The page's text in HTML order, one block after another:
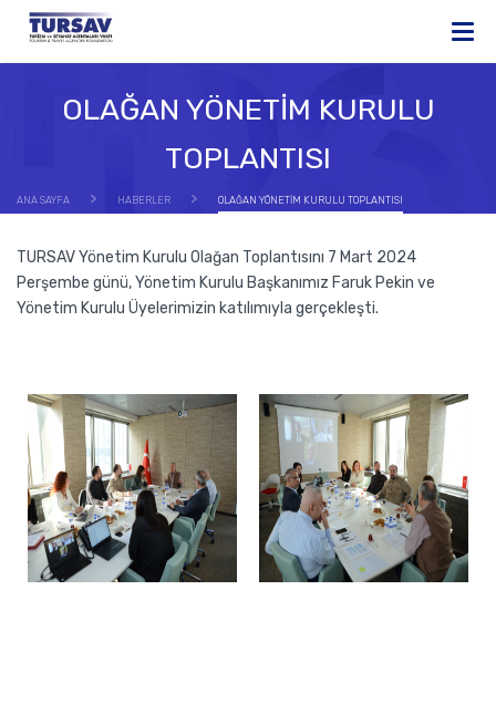
OLAĞAN YÖNETİM KURULU
TOPLANTISI
ANA SAYFA HABERLER OLAĞAN YÖNETİM KURULU TOPLANTISI
TURSAV Yönetim Kurulu Olağan Toplantısını 7 Mart 2024
Perşembe günü, Yönetim Kurulu Başkanımız Faruk Pekin ve
Yönetim Kurulu Üyelerimizin katılımıyla gerçekleşti.